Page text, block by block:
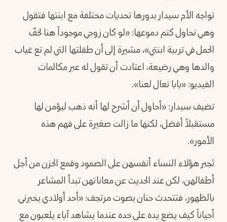
تواجه الأم سيدار بدورها تحديات مختلفة مع ابنتها فتقول
وهي تحاول كتم دموعها: «لو كان زوجي موجوداً هنا لخفّ
الحمل في تربية ابنتي»، مشيرة إلى أن طفلتها التي لم تع غياب
والدها وهي رضيعة، اعتادت أن تقول له عبر مكالمات
الفيديو: «بابا تعال لعنا».
تضيف سيدار: «أحاول أن أشرح لها أنه ذهب ليؤمن لها
مستقبلاً أفضل، لكنها ما زالت صغيرة على فهم هذه
الأمور».
تَجبر هؤلاء النساء أنفسهن على الصمود وقمع الحزن من أجل
أطفالهن، لكن عند الحديث عن معاناتهن تبدأ المشاعر
بالظهور، فتتحدث حنان بصوت مرتجف: «أحد أولادي يخبرني
أحياناً كيف يضع يده على خده عندما يشاهد آباء يلعبون مع